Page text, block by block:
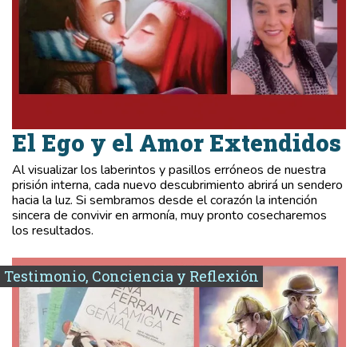
El Ego y el Amor Extendidos
Al visualizar los laberintos y pasillos erróneos de nuestra
prisión interna, cada nuevo descubrimiento abrirá un sendero
hacia la luz. Si sembramos desde el corazón la intención
sincera de convivir en armonía, muy pronto cosecharemos
los resultados.
Testimonio, Conciencia y Reflexión